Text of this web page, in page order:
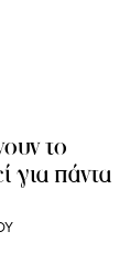
το
για πάντα